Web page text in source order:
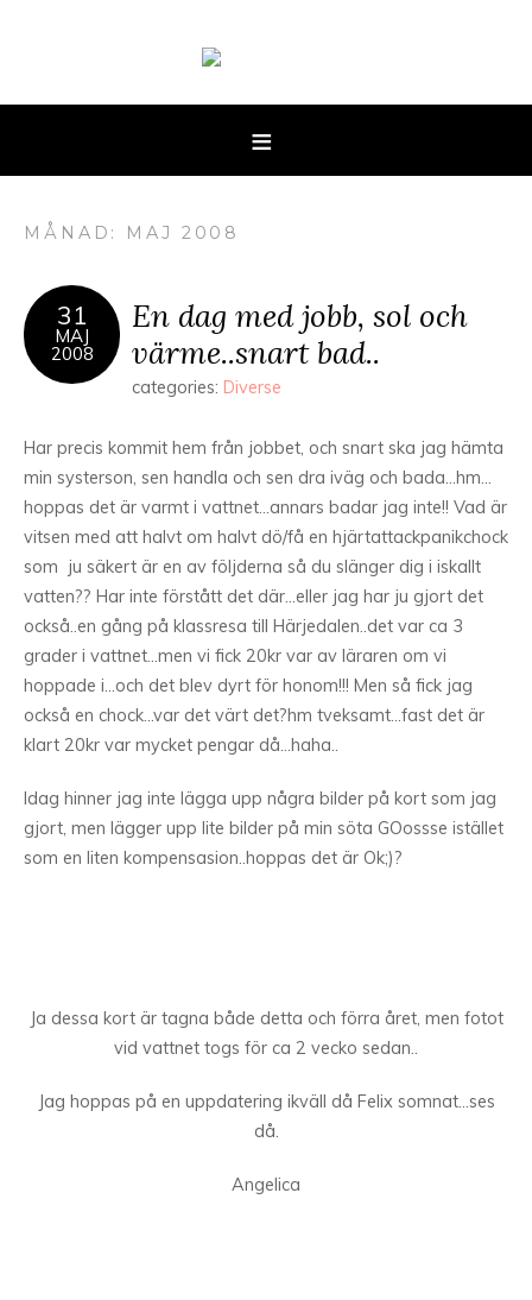
MÅNAD: MAJ 2008
31
MAJ
2008
En dag med jobb, sol och
värme..snart bad..
categories: Diverse
Har precis kommit hem från jobbet, och snart ska jag hämta
min systerson, sen handla och sen dra iväg och bada…hm…
hoppas det är varmt i vattnet…annars badar jag inte!! Vad är
vitsen med att halvt om halvt dö/få en hjärtattackpanikchock
som ju säkert är en av följderna så du slänger dig i iskallt
vatten?? Har inte förstått det där…eller jag har ju gjort det
också..en gång på klassresa till Härjedalen..det var ca 3
grader i vattnet…men vi fick 20kr var av läraren om vi
hoppade i…och det blev dyrt för honom!!! Men så fick jag
också en chock…var det värt det?hm tveksamt…fast det är
klart 20kr var mycket pengar då…haha..
Idag hinner jag inte lägga upp några bilder på kort som jag
gjort, men lägger upp lite bilder på min söta GOossse istället
som en liten kompensasion..hoppas det är Ok;)?
Ja dessa kort är tagna både detta och förra året, men fotot
vid vattnet togs för ca 2 vecko sedan..
Jag hoppas på en uppdatering ikväll då Felix somnat…ses
då.
Angelica